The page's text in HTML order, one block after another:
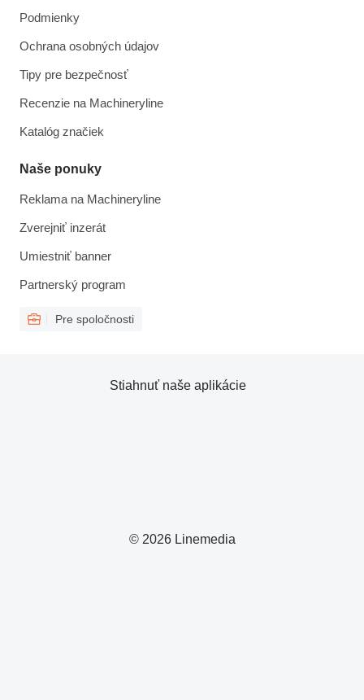
Podmienky
Ochrana osobných údajov
Tipy pre bezpečnosť
Recenzie na Machineryline
Katalóg značiek
Naše ponuky
Reklama na Machineryline
Zverejniť inzerát
Umiestniť banner
Partnerský program
Pre spoločnosti
© 2026 Linemedia
Stiahnuť naše aplikácie